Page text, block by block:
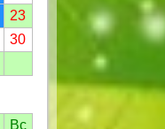
23
30
Вс